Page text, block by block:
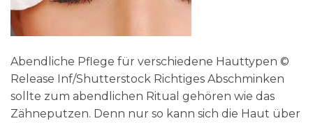
Abendliche Pflege für verschiedene Hauttypen ©
Release Inf/Shutterstock Richtiges Abschminken
sollte zum abendlichen Ritual gehören wie das
Zähneputzen. Denn nur so kann sich die Haut über